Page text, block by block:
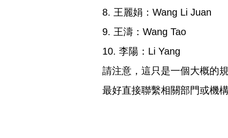
8. 王麗娟：Wang Li Juan
9. 王濤：Wang Tao
10. 李陽：Li Yang
請注意，這只是一個大概的
最好直接聯繫相關部門或機